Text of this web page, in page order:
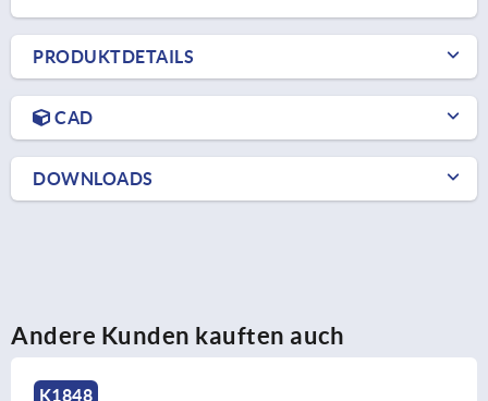
PRODUKTDETAILS
CAD
DOWNLOADS
Andere Kunden kauften auch